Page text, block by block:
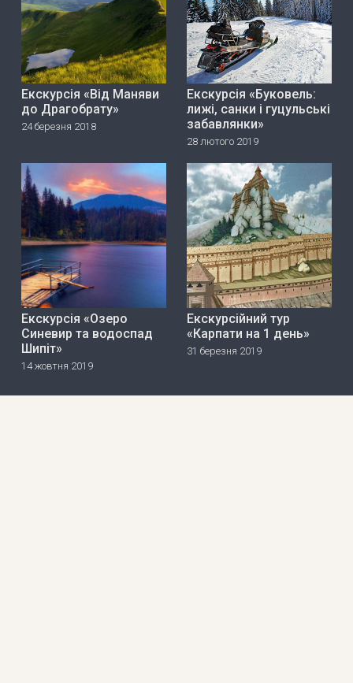
Екскурсія «Від Маняви
до Драгобрату»
24 березня 2018
Екскурсія «Буковель:
лижі, санки і гуцульські
забавлянки»
28 лютого 2019
Екскурсія «Озеро
Синевир та водоспад
Шипіт»
14 жовтня 2019
Екскурсійний тур
«Карпати на 1 день»
31 березня 2019